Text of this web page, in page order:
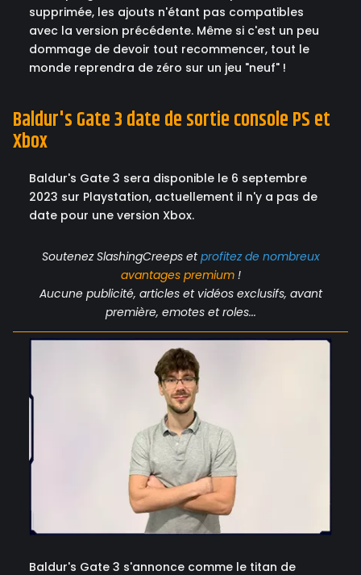
supprimée, les ajouts n'étant pas compatibles
avec la version précédente. Même si c'est un peu
dommage de devoir tout recommencer, tout le
monde reprendra de zéro sur un jeu "neuf" !
Baldur's Gate 3 date de sortie console PS et
Xbox
Baldur's Gate 3 sera disponible le 6 septembre
2023 sur Playstation, actuellement il n'y a pas de
date pour une version Xbox.
Soutenez SlashingCreeps etprofitez de nombreux
avantagespremium!
Aucune publicité, articles et vidéos exclusifs, avant
première, emotes et roles...
Baldur's Gate 3 s'annonce comme le titan de